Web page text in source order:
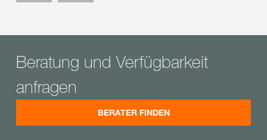
Beratung und Verfügbarkeit
anfragen
BERATER FINDEN